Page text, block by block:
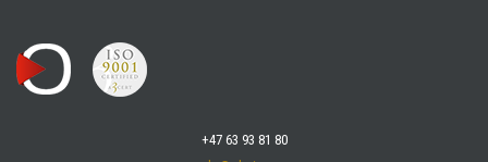
+47 63 93 81 80